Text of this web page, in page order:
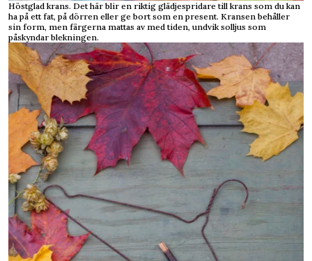
Höstglad krans. Det här blir en riktig glädjespridare till krans som du kan
ha på ett fat, på dörren eller ge bort som en present. Kransen behåller
sin form, men färgerna mattas av med tiden, undvik solljus som
påskyndar blekningen.